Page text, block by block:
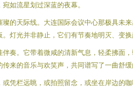
如流星划过深蓝的夜幕。
的天际线。大连国际会议中心那极具未
灯光并非静止，它们有节奏地明灭、变换
奏。它带着微咸的清新气息，轻柔拂面
来的音乐与欢笑声，共同谱写了一曲舒缓
凭栏远眺，或拍照留念，或坐在岸边的